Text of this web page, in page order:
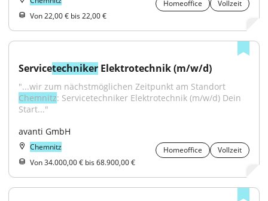
Homeoffice
Vollzeit
Von 22,00 € bis 22,00 €
Servicetechniker Elektrotechnik (m/w/d)
Chemnitz: Servicetechniker Elektrotechnik (m/w/d) Dein
Start..."
avanti GmbH
Chemnitz Homeoffice
Vollzeit
Von 34.000,00 € bis 68.900,00 €